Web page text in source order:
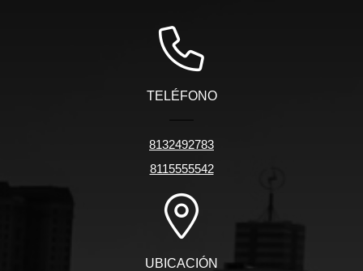
TELÉFONO
8132492783
8115555542
UBICACIÓN